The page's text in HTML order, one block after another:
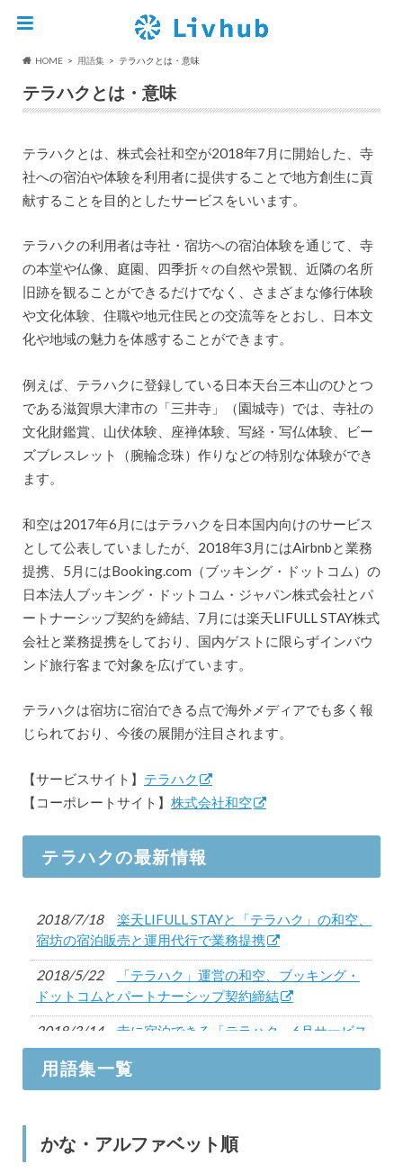
HOME 用語集 テラハクとは・意味
テラハクとは・意味
テラハクとは、株式会社和空が2018年7月に開始した、寺
社への宿泊や体験を利用者に提供することで地方創生に貢
献することを目的としたサービスをいいます。
テラハクの利用者は寺社・宿坊への宿泊体験を通じて、寺
の本堂や仏像、庭園、四季折々の自然や景観、近隣の名所
旧跡を観ることができるだけでなく、さまざまな修行体験
や文化体験、住職や地元住民との交流等をとおし、日本文
化や地域の魅力を体感することができます。
例えば、テラハクに登録している日本天台三本山のひとつ
である滋賀県大津市の「三井寺」（園城寺）では、寺社の
文化財鑑賞、山伏体験、座禅体験、写経・写仏体験、ビー
ズブレスレット（腕輪念珠）作りなどの特別な体験ができ
ます。
和空は2017年6月にはテラハクを日本国内向けのサービス
として公表していましたが、2018年3月にはAirbnbと業務
提携、5月にはBooking.com（ブッキング・ドットコム）の
日本法人ブッキング・ドットコム・ジャパン株式会社とパ
ートナーシップ契約を締結、7月には楽天LIFULL STAY株式
会社と業務提携をしており、国内ゲストに限らずインバウ
ンド旅行客まで対象を広げています。
テラハクは宿坊に宿泊できる点で海外メディアでも多く報
じられており、今後の展開が注目されます。
【サービスサイト】 テラハク
【コーポレートサイト】 株式会社和空
テラハクの最新情報
2018/7/18
楽天LIFULL STAYと「テラハク」の和空、
宿坊の宿泊販売と運用代行で業務提携
2018/5/22
「テラハク」運営の和空、ブッキング・
ドットコムとパートナーシップ契約締結
2018/3/14
寺に宿泊できる「テラハク」6月サービス
開始に向け、Airbnbと業務提携
用語集一覧
かな・アルファベット順